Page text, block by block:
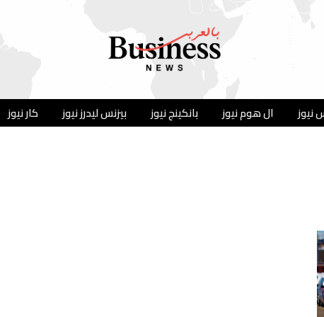
نيوز ال هوم نيوز بانكينج نيوز بيزنس ليدرز نيوز كار نيوز